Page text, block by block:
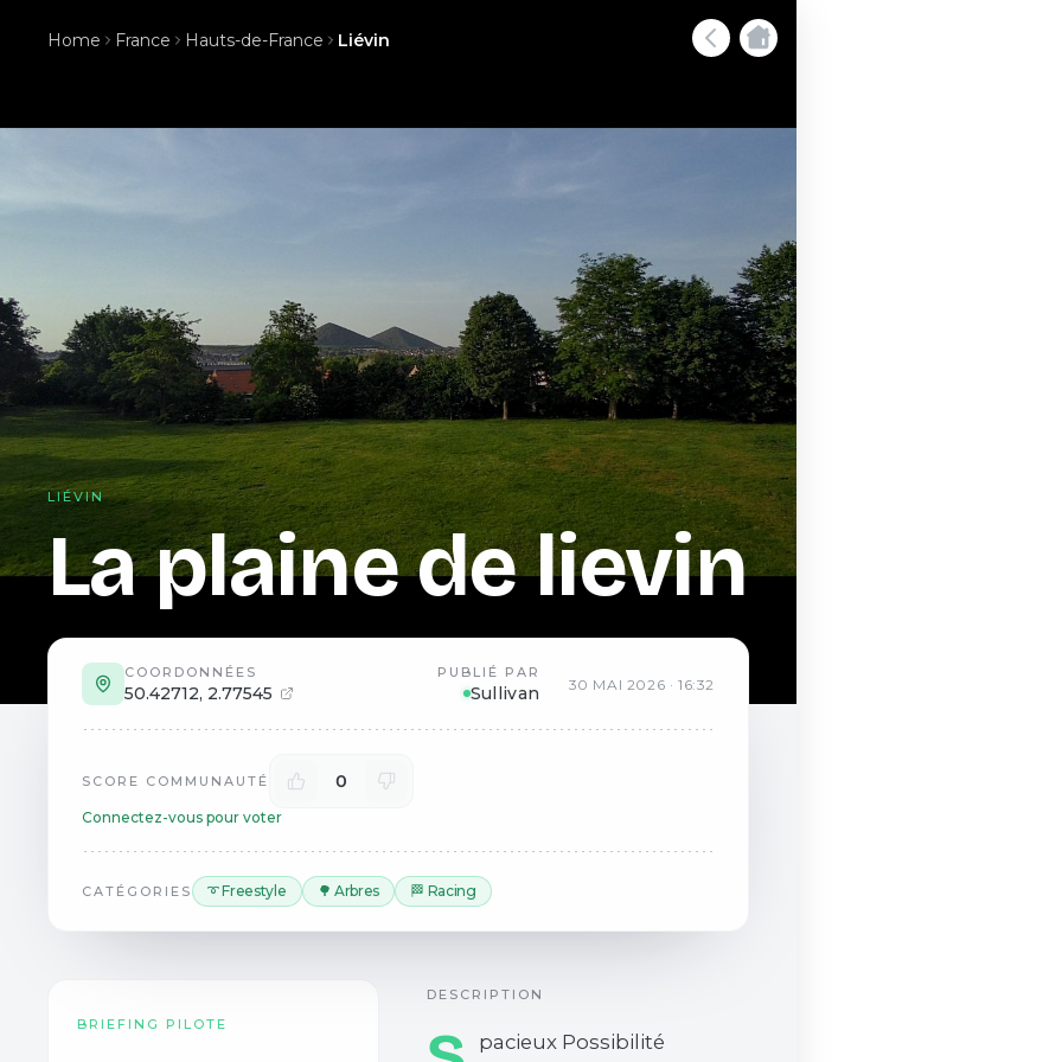
Home France Hauts-de-France Liévin
LIÉVIN
La plaine de lievin
COORDONNÉES
50.42712, 2.77545
PUBLIÉ PAR
Sullivan 30 MAI 2026 · 16:32
SCORE COMMUNAUTÉ 0
Connectez-vous pour voter
CATÉGORIES ➰ Freestyle 🌳 Arbres 🏁 Racing
BRIEFING PILOTE
DESCRIPTION
pacieux Possibilité